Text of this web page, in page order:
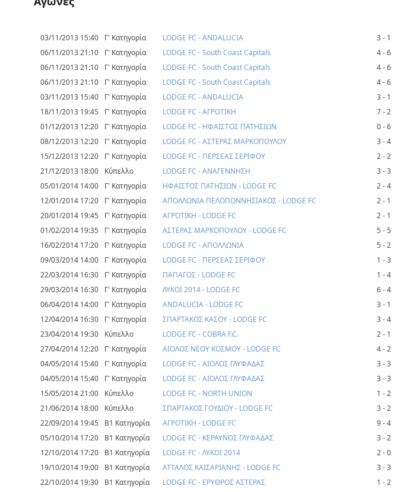
03/11/2013 15:40 Γ' Κατηγορία LODGE FC - ANDALUCIA 3 - 1
06/11/2013 21:10
Γ' Κατηγορία LODGE FC - South Coast Capitals 4 - 6
06/11/2013 21:10
Γ' Κατηγορία LODGE FC - South Coast Capitals 4 - 6
06/11/2013 21:10
Γ' Κατηγορία LODGE FC - South Coast Capitals 4 - 6
03/11/2013 15:40
Γ' Κατηγορία LODGE FC - ANDALUCIA 3 - 1
18/11/2013 19:45
Γ' Κατηγορία LODGE FC - ΑΓΡΟΤΙΚΗ 7 - 2
01/12/2013 12:20
Γ' Κατηγορία LODGE FC - ΗΦΑΙΣΤΟΣ ΠΑΤΗΣΙΩΝ 0 - 6
08/12/2013 12:20
Γ' Κατηγορία LODGE FC - ΑΣΤΕΡΑΣ ΜΑΡΚΟΠΟΥΛΟΥ 3 - 4
15/12/2013 12:20
Γ' Κατηγορία LODGE FC - ΠΕΡΣΕΑΣ ΣΕΡΙΦΟΥ 2 - 2
21/12/2013 18:00
Κύπελλο LODGE FC - ΑΝΑΓΕΝΝΗΣΗ 3 - 3
05/01/2014 14:00
Γ' Κατηγορία ΗΦΑΙΣΤΟΣ ΠΑΤΗΣΙΩΝ - LODGE FC 2 - 4
12/01/2014 17:20
Γ' Κατηγορία ΑΠΟΛΛΩΝΙΑ ΠΕΛΟΠΟΝΝΗΣΙΑΚΟΣ - LODGE FC 2 - 1
20/01/2014 19:45
Γ' Κατηγορία ΑΓΡΟΤΙΚΗ - LODGE FC 2 - 1
01/02/2014 19:35
Γ' Κατηγορία ΑΣΤΕΡΑΣ ΜΑΡΚΟΠΟΥΛΟΥ - LODGE FC 5 - 5
16/02/2014 17:20
Γ' Κατηγορία LODGE FC - ΑΠΟΛΛΩΝΙΑ 5 - 2
09/03/2014 14:00
Γ' Κατηγορία LODGE FC - ΠΕΡΣΕΑΣ ΣΕΡΙΦΟΥ 1 - 3
22/03/2014 16:30
Γ' Κατηγορία ΠΑΠΑΓΟΣ - LODGE FC 1 - 4
29/03/2014 16:30
Γ' Κατηγορία ΛΥΚΟΙ 2014 - LODGE FC 6 - 4
06/04/2014 14:00
Γ' Κατηγορία ANDALUCIA - LODGE FC 3 - 1
12/04/2014 16:30
Γ' Κατηγορία ΣΠΑΡΤΑΚΟΣ ΚΑΣΟΥ - LODGE FC 3 - 4
23/04/2014 19:30
Κύπελλο LODGE FC - COBRA F.C. 2 - 1
27/04/2014 12:20
Γ' Κατηγορία ΑΙΟΛΟΣ ΝΕΟΥ ΚΟΣΜΟΥ - LODGE FC 4 - 2
04/05/2014 15:40
Γ' Κατηγορία LODGE FC - ΑΙΟΛΟΣ ΓΛΥΦΑΔΑΣ 3 - 3
04/05/2014 15:40
Γ' Κατηγορία LODGE FC - ΑΙΟΛΟΣ ΓΛΥΦΑΔΑΣ 3 - 3
15/05/2014 21:00
Κύπελλο LODGE FC - NORTH UNION 1 - 2
21/06/2014 18:00
Κύπελλο ΣΠΑΡΤΑΚΟΣ ΓΟΥΔΙΟΥ - LODGE FC 3 - 2
22/09/2014 19:45
Β1 Κατηγορία ΑΓΡΟΤΙΚΗ - LODGE FC 9 - 4
05/10/2014 17:20
Β1 Κατηγορία LODGE FC - ΚΕΡΑΥΝΟΣ ΓΛΥΦΑΔΑΣ 3 - 2
12/10/2014 17:20
Β1 Κατηγορία LODGE FC - ΛΥΚΟΙ 2014 2 - 0
19/10/2014 19:00
Β1 Κατηγορία ΑΤΤΑΛΟΣ ΚΑΙΣΑΡΙΑΝΗΣ - LODGE FC 3 - 3
22/10/2014 19:30
Β1 Κατηγορία LODGE FC - ΕΡΥΘΡΟΣ ΑΣΤΕΡΑΣ 1 - 2